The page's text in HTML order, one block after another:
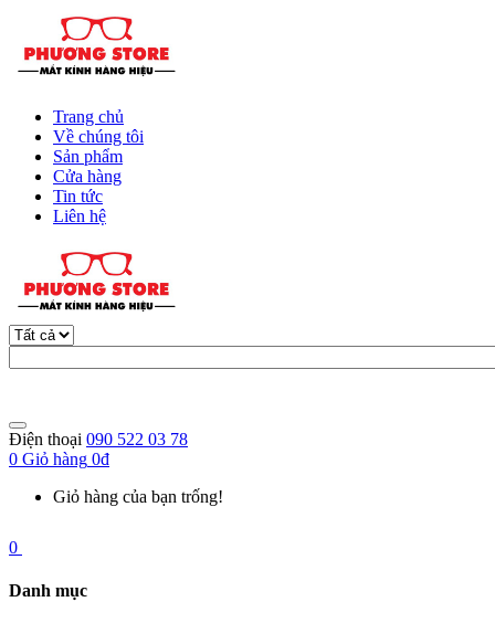
Trang chủ
Về chúng tôi
Sản phẩm
Cửa hàng
Tin tức
Liên hệ
Điện thoại 090 522 03 78
0 Giỏ hàng 0đ
Giỏ hàng của bạn trống!
0
Danh mục